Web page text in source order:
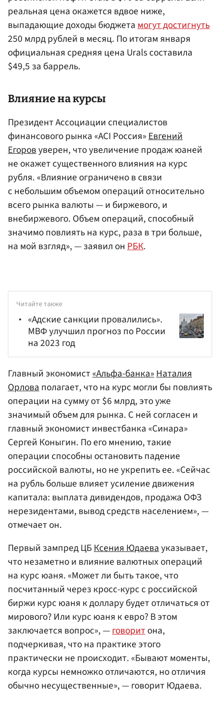
реальная цена окажется вдвое ниже,
выпадающие доходы бюджета могут достигнуть
250 млрд рублей в месяц. По итогам января
официальная средняя цена Urals составила
$49,5 за баррель.
Влияние на курсы
Президент Ассоциации специалистов
финансового рынка «ACI Россия»Евгений
Егоровуверен, что увеличение продаж юаней
не окажет существенного влияния на курс
рубля. «Влияние ограничено в связи
с небольшим объемом операций относительно
всего рынка валюты — и биржевого, и
внебиржевого. Объем операций, способный
значимо повлиять на курс, раза в три больше,
на мой взгляд», — заявил онРБК.
Читайте также
«Адские санкции провалились».
МВФ улучшил прогноз по России
на 2023 год
Главный экономист«Альфа-банка»Наталия
Орловаполагает, что на курс могли бы повлиять
операции на сумму от $6 млрд, это уже
значимый объем для рынка. С ней согласен и
главный экономист инвестбанка «Синара»
Сергей Коныгин. По его мнению, такие
операции способны остановить падение
российской валюты, но не укрепить ее. «Сейчас
на рубль больше влияет усиление движения
капитала: выплата дивидендов, продажа ОФЗ
нерезидентами, вывод средств населением», —
отмечает он.
Первый зампред ЦБКсения Юдаевауказывает,
что незаметно и влияние валютных операций
на курс юаня. «Может ли быть такое, что
посчитанный через кросс-курс с российской
биржи курс юаня к доллару будет отличаться от
мирового? Или курс юаня к евро? В этом
заключается вопрос», —говоритона,
подчеркивая, что на практике этого
практически не происходит. «Бывают моменты,
когда курсы немножко отличаются, но отличия
обычно несущественные», — говорит Юдаева.